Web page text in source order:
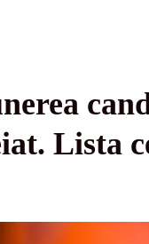
Lista